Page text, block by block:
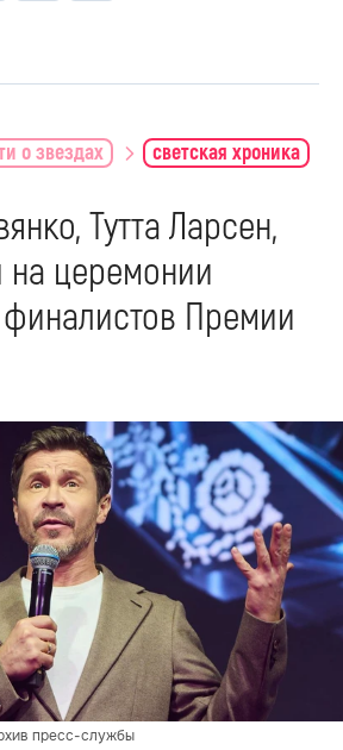
о звездах светская хроника
Тутта Ларсен,
на церемонии
Премии
пресс-службы